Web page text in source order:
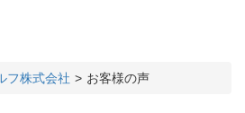
フ株式会社 お客様の声